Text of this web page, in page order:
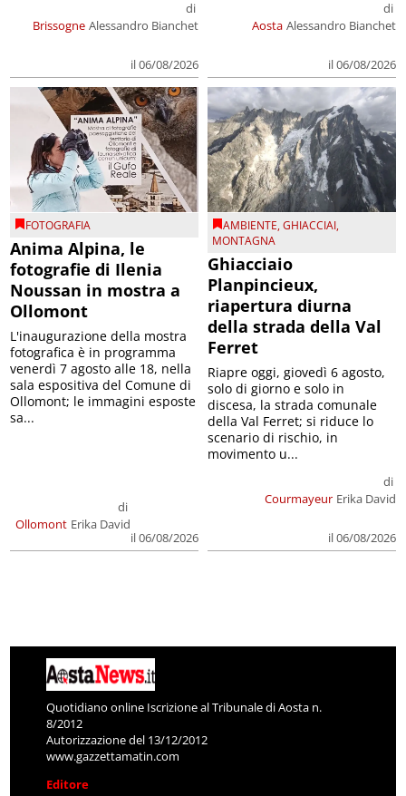
Brissogne
di
Alessandro Bianchet
il 06/08/2026
Aosta
di
Alessandro Bianchet
il 06/08/2026
FOTOGRAFIA
Anima Alpina, le
fotografie di Ilenia
Noussan in mostra a
Ollomont
Ollomont
di
Erika David
il 06/08/2026
L'inaugurazione della mostra
fotografica è in programma
venerdì 7 agosto alle 18, nella
sala espositiva del Comune di
Ollomont; le immagini esposte
sa...
AMBIENTE,GHIACCIAI,
MONTAGNA
Ghiacciaio
Planpincieux,
riapertura diurna
della strada della Val
Ferret
Courmayeur
di
Erika David
il 06/08/2026
Riapre oggi, giovedì 6 agosto,
solo di giorno e solo in
discesa, la strada comunale
della Val Ferret; si riduce lo
scenario di rischio, in
movimento u...
Quotidiano online Iscrizione al Tribunale di Aosta n.
8/2012
Autorizzazione del 13/12/2012
www.gazzettamatin.com
Editore